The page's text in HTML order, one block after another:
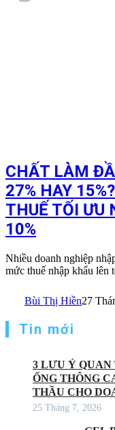
CHẤT LÀM
27% HAY
THUẾ TỐI ƯU
10%
Nhiều doanh nghiệp
mức thuế nhập khẩu
Bùi Thị Hiền27
Tin mới
3 LƯU Ý
ỐNG THÔNG
THẦU CHO
25 Tháng 7, 2026